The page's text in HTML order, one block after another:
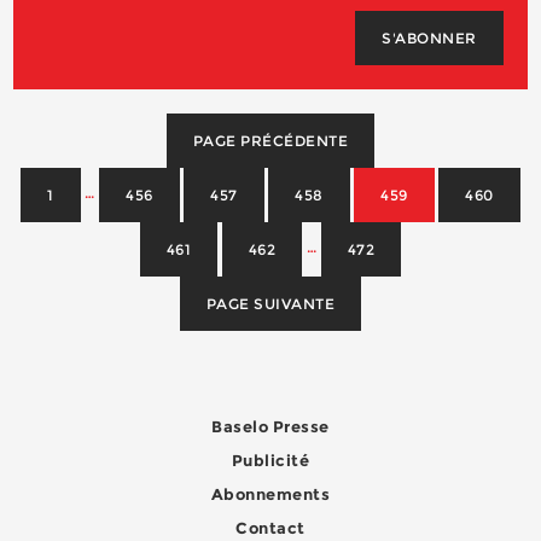
S'ABONNER
PAGE PRÉCÉDENTE
1 … 456 457 458 459 460
461 462 … 472
PAGE SUIVANTE
Baselo Presse
Publicité
Abonnements
Contact